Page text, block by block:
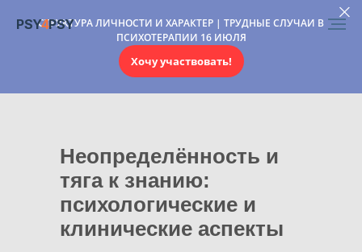
PSY4PSY
СТРУКТУРА ЛИЧНОСТИ И ХАРАКТЕР | ТРУДНЫЕ СЛУЧАИ В
ПСИХОТЕРАПИИ 16 ИЮЛЯ
Хочу участвовать!
Неопределённость и
тяга к знанию:
психологические и
клинические аспекты